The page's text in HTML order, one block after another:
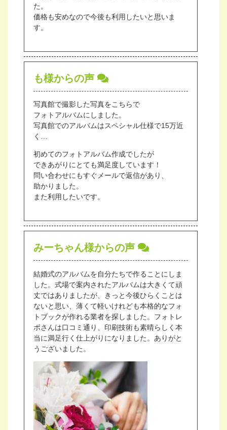
た。
価格も安めなので今後も利用したいと思いま
す。
も様からの声
写真館で撮影した写真をこちらで
フォトアルバムにしました。
写真館でのアルバムはスペシャル仕様で15万近
く…
初めてのフォトアルバム作成でしたが
できあがりにとても満足度しています！
問い合わせにもすぐメールで返信があり、
助かりました。
また利用したいです。
みーちゃん様からの声
結婚式のアルバムを自分たちで作ることにしま
した。式場で案内されたアルバムは大きくて頑
丈ではありましたが、きっと今後ひらくことは
ないと思い、薄くて軽いけれども本格的なフォ
トブックが作れる業者を探しました。フォトレ
ボさんは口コミ通り、印刷技術も素晴らしく本
当に満足行く仕上がりになりました。ありがと
うございました。